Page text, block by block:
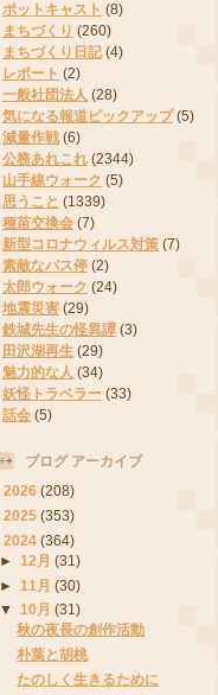
ポットキャスト (8)
まちづくり (260)
まちづくり日記 (4)
レポート (2)
一般社団法人 (28)
気になる報道ピックアップ (5)
減量作戦 (6)
公務あれこれ (2344)
山手線ウォーク (5)
思うこと (1339)
種苗交換会 (7)
新型コロナウィルス対策 (7)
素敵なバス停 (2)
太郎ウォーク (24)
地震災害 (29)
鉄城先生の怪異譚 (3)
田沢湖再生 (29)
魅力的な人 (34)
妖怪トラベラー (33)
話会 (5)
ブログ アーカイブ
2026 (208)
2025 (353)
2024 (364)
► 12月(31)
► 11月(30)
▼ 10月(31)
秋の夜長の創作活動
朴葉と胡桃
たのしく生きるために